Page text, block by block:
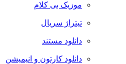
موزیک بی کلام
تیتراژ سریال
دانلود مستند
دانلود کارتون و انیمیشن